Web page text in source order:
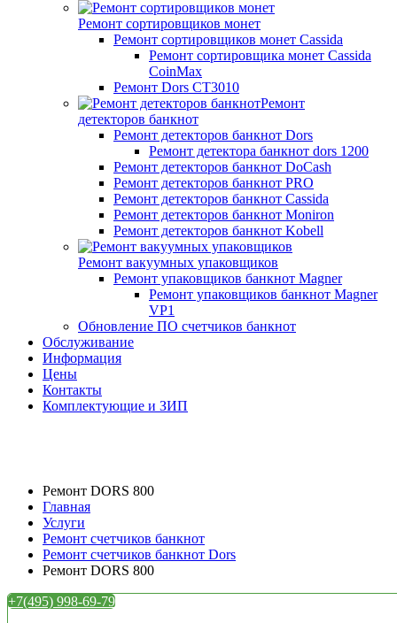
Ремонт сортировщиков монет
Ремонт сортировщиков монет Cassida
Ремонт сортировщика монет Cassida
CoinMax
Ремонт Dors CT3010
Ремонт
детекторов банкнот
Ремонт детекторов банкнот Dors
Ремонт детектора банкнот dors 1200
Ремонт детекторов банкнот DoCash
Ремонт детекторов банкнот PRO
Ремонт детекторов банкнот Cassida
Ремонт детекторов банкнот Moniron
Ремонт детекторов банкнот Kobell
Ремонт вакуумных упаковщиков
Ремонт упаковщиков банкнот Magner
Ремонт упаковщиков банкнот Magner
VP1
Обновление ПО счетчиков банкнот
Обслуживание
Информация
Цены
Контакты
Комплектующие и ЗИП
Ремонт DORS 800
Главная
Услуги
Ремонт счетчиков банкнот
Ремонт счетчиков банкнот Dors
Ремонт DORS 800
+7(495) 998-69-79